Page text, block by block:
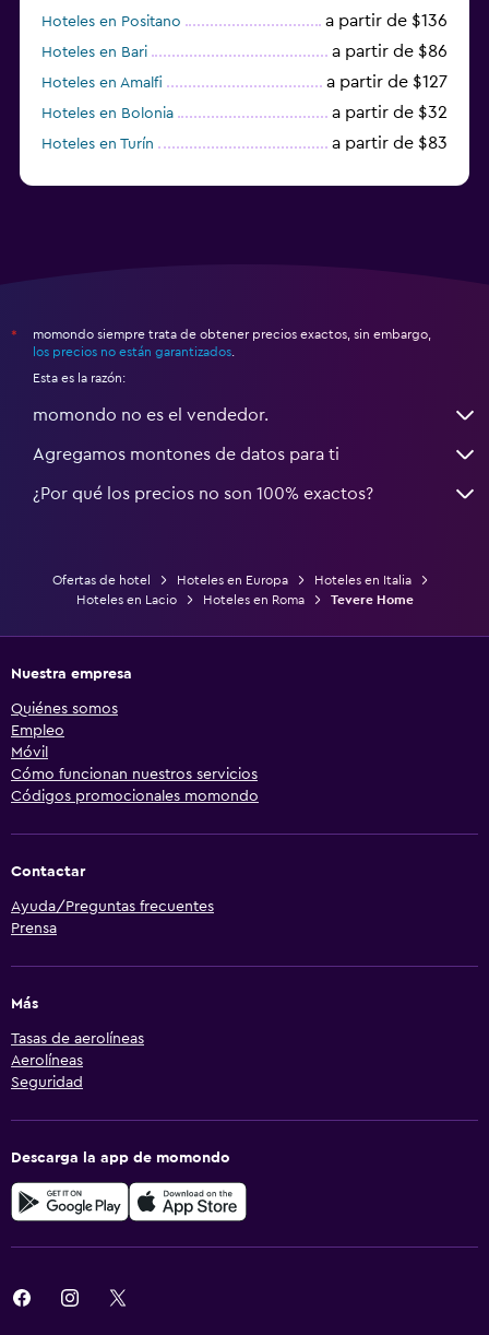
Hoteles en Positano a partir de $136
Hoteles en Bari a partir de $86
Hoteles en Amalfi a partir de $127
Hoteles en Bolonia a partir de $32
Hoteles en Turín a partir de $83
*
momondo siempre trata de obtener precios exactos, sin embargo,
los precios no están garantizados
Esta es la razón:
momondo no es el vendedor.
Agregamos montones de datos para ti
¿Por qué los precios no son 100% exactos?
Ofertas de hotel Hoteles en Europa
Hoteles en Italia
Hoteles en Lacio
Hoteles en Roma Tevere Home
Nuestra empresa
Quiénes somos
Empleo
Móvil
Cómo funcionan nuestros servicios
Códigos promocionales momondo
Contactar
Ayuda/Preguntas frecuentes
Prensa
Más
Tasas de aerolíneas
Aerolíneas
Seguridad
Descarga la app de momondo